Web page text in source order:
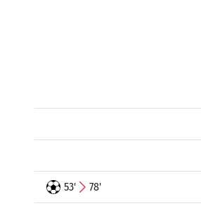
53' 78'